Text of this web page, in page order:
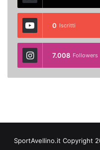
0 Iscritti
7.008 Followers
SportAvellino.it Copyright